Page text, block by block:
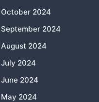
October 2024
September 2024
August 2024
July 2024
June 2024
May 2024